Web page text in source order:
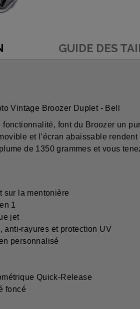
GUIDE DES
Vintage Broozer Duplet - Bell
fonctionnalité, font du Broozer un
et l’écran abaissable
de 1350 grammes et vous
sur la mentonière
1
jet
anti-rayures et protection UV
personnalisé
Quick-Release
foncé